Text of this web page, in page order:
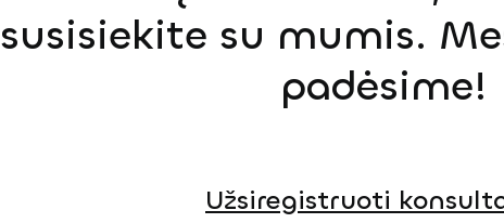
susisiekite su mumis.
padėsime!
Užsiregistruoti